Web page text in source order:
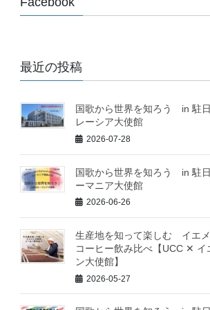
最近の投稿
国歌から世界を知ろう in 駐
レーシア大使館
2026-07-28
国歌から世界を知ろう in 駐
ーマニア大使館
2026-06-26
生産地を知って楽しむ イエ
コーヒー飲み比べ【UCC ✕ イ
ン大使館】
2026-05-27